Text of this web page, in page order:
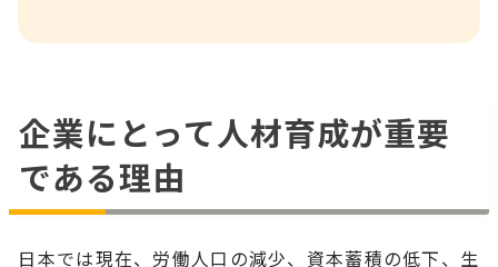
企業にとって人材育成が重要
である理由
日本では現在、労働人口の減少、資本蓄積の低下、生